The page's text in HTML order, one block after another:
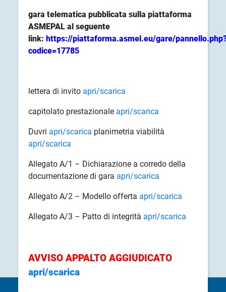
gara telematica pubblicata sulla piattaforma
ASMEPAL al seguente
link: https://piattaforma.asmel.eu/gare/
codice=17785
lettera di invito apri/scarica
capitolato prestazionale apri/scarica
Duvri apri/scarica planimetria viabilità
apri/scarica
Allegato A/1 – Dichiarazione a corredo della
documentazione di gara apri/scarica
Allegato A/2 – Modello offerta apri/scarica
Allegato A/3 – Patto di integrità apri/scarica
AVVISO APPALTO AGGIUDICATO
apri/scarica